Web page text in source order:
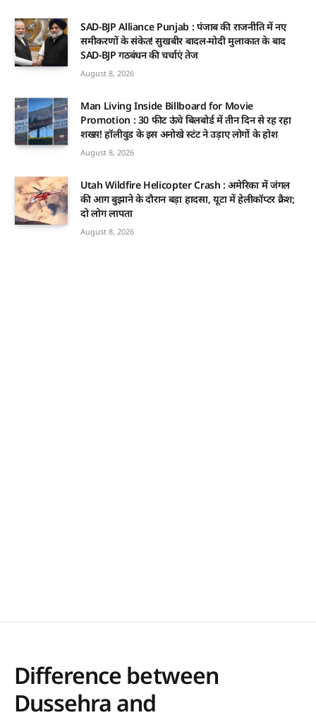
SAD-BJP Alliance Punjab : पंजाब की राजनीति में नए
समीकरणों के संकेत! सुखबीर बादल-मोदी मुलाकात के बाद
SAD-BJP गठबंधन की चर्चाएं तेज
August 8, 2026
Man Living Inside Billboard for Movie
Promotion : 30 फीट ऊंचे बिलबोर्ड में तीन दिन से रह रहा
शख्स! हॉलीवुड के इस अनोखे स्टंट ने उड़ाए लोगों के होश
August 8, 2026
Utah Wildfire Helicopter Crash : अमेरिका में जंगल
की आग बुझाने के दौरान बड़ा हादसा, यूटा में हेलीकॉप्टर क्रैश;
दो लोग लापता
August 8, 2026
Difference between
Dussehra and